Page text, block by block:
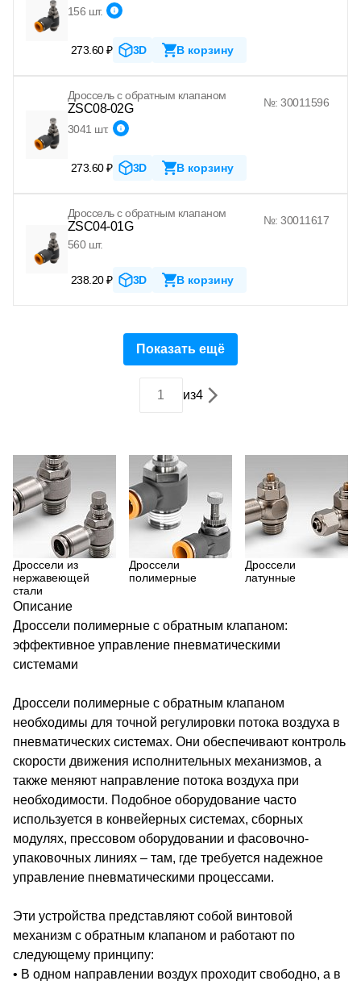
156 шт.
273.60 ₽ 3D В корзину
Дроссель с обратным клапаном
ZSC08-02G №: 30011596
3041 шт.
273.60 ₽ 3D В корзину
Дроссель с обратным клапаном
ZSC04-01G
№: 30011617
560 шт.
238.20 ₽ 3D В корзину
Показать ещё
из4
Дроссели из
нержавеющей
стали
Дроссели
полимерные
Дроссели
латунные
Описание
Дроссели полимерные с обратным клапаном:
эффективное управление пневматическими
системами
Дроссели полимерные с обратным клапаном
необходимы для точной регулировки потока воздуха в
пневматических системах. Они обеспечивают контроль
скорости движения исполнительных механизмов, а
также меняют направление потока воздуха при
необходимости. Подобное оборудование часто
используется в конвейерных системах, сборных
модулях, прессовом оборудовании и фасовочно-
упаковочных линиях – там, где требуется надежное
управление пневматическими процессами.
Эти устройства представляют собой винтовой
механизм с обратным клапаном и работают по
следующему принципу:
• В одном направлении воздух проходит свободно, а в